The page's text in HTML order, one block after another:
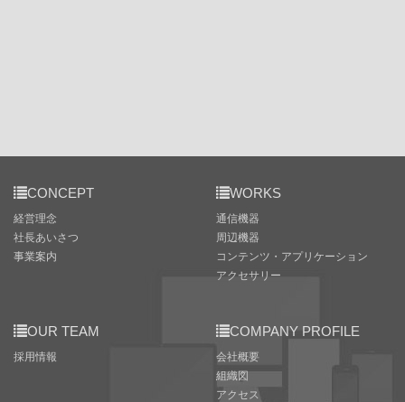
CONCEPT
経営理念
社長あいさつ
事業案内
WORKS
通信機器
周辺機器
コンテンツ・アプリケーション
アクセサリー
OUR TEAM
採用情報
COMPANY PROFILE
会社概要
組織図
アクセス